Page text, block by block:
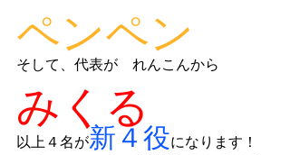
ペンペン
そして、代表が　れんこんから
みくる
以上４名が新４役になります！